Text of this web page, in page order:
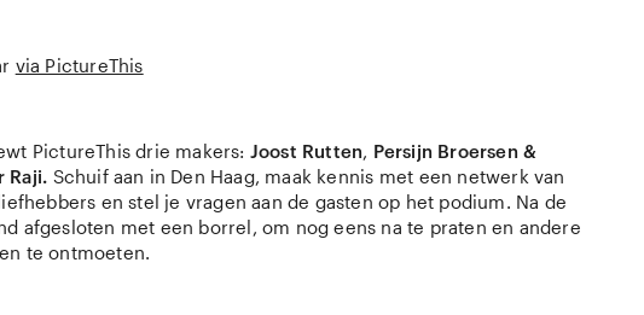
via PictureThis
PictureThis drie makers: Joost Rutten, Persijn Broersen &
Raji. Schuif aan in Den Haag, maak kennis met een netwerk van
en stel je vragen aan de gasten op het podium. Na de
afgesloten met een borrel, om nog eens na te praten en andere
te ontmoeten.